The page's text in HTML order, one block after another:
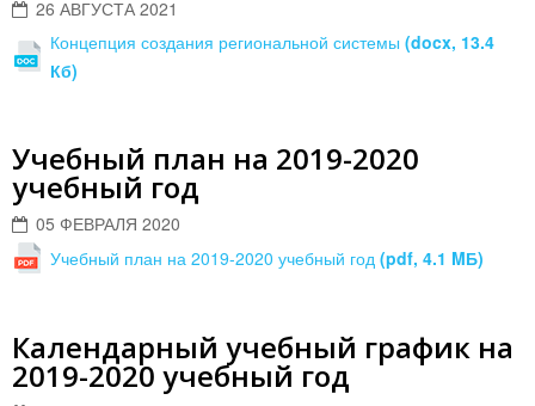
26 АВГУСТА 2021
Концепция создания региональной системы (docx, 13.4
Кб)
Учебный план на 2019-2020
учебный год
05 ФЕВРАЛЯ 2020
Учебный план на 2019-2020 учебный год (pdf, 4.1 MБ)
Календарный учебный график на
2019-2020 учебный год